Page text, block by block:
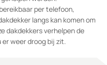
per telefoon,
langs kan komen om
dakdekkers verhelpen de
weer droog bij zit.